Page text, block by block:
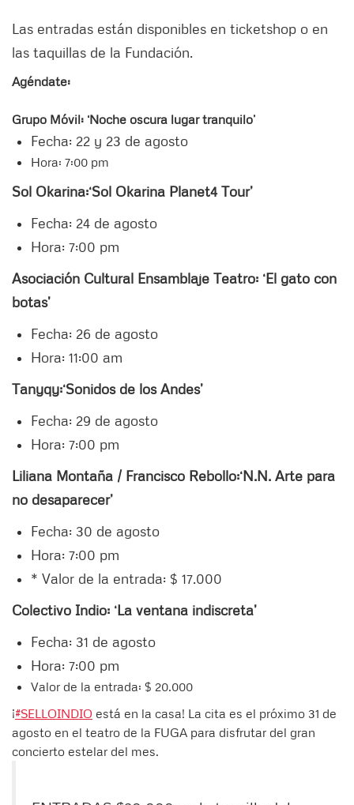
Las entradas están disponibles en ticketshop o en
las taquillas de la Fundación.
Agéndate:
Grupo Móvil: ‘Noche oscura lugar tranquilo’
Fecha: 22 y 23 de agosto
Hora: 7:00 pm
Sol Okarina:‘Sol Okarina Planet4 Tour’
Fecha: 24 de agosto
Hora: 7:00 pm
Asociación Cultural Ensamblaje Teatro: ‘El gato con
botas’
Fecha: 26 de agosto
Hora: 11:00 am
Tanyqy:‘Sonidos de los Andes’
Fecha: 29 de agosto
Hora: 7:00 pm
Liliana Montaña / Francisco Rebollo:‘N.N. Arte para
no desaparecer’
Fecha: 30 de agosto
Hora: 7:00 pm
* Valor de la entrada: $ 17.000
Colectivo Indio: ‘La ventana indiscreta’
Fecha: 31 de agosto
Hora: 7:00 pm
Valor de la entrada: $ 20.000
¡#SELLOINDIO está en la casa! La cita es el próximo 31 de
agosto en el teatro de la FUGA para disfrutar del gran
concierto estelar del mes.